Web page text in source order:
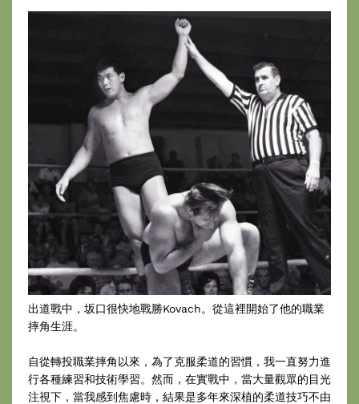
出道戰中，坂口很快地戰勝Kovach。從這裡開始了他的職業
摔角生涯。
自從轉投職業摔角以來，為了克服柔道的習慣，我一直努力進
行各種練習和技術學習。然而，在實戰中，當大量觀眾的目光
注視下，當我感到焦慮時，結果是多年來深植的柔道技巧不由